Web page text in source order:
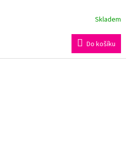
Skladem
Do košíku